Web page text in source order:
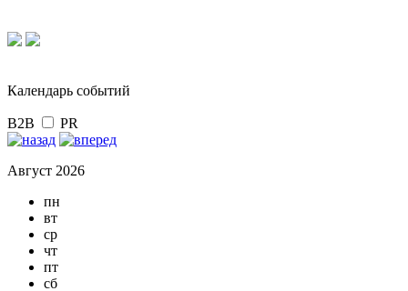
Календарь событий
B2B PR
Август 2026
пн
вт
ср
чт
пт
сб